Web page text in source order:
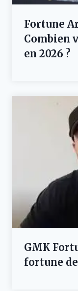
Fortune
Combien
en 2026 ?
GMK
fortune de